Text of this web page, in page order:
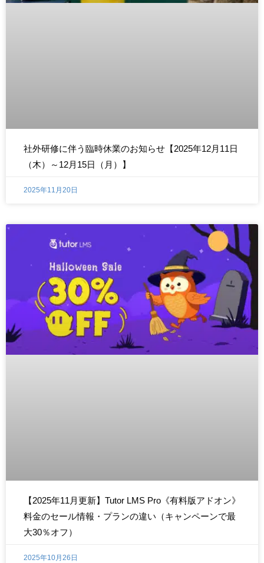
社外研修に伴う臨時休業のお知らせ【2025年12月11日
（木）～12月15日（月）】
2025年11月20日
【2025年11月更新】Tutor LMS Pro《有料版アドオン》
料金のセール情報・プランの違い（キャンペーンで最
大30％オフ）
2025年10月26日